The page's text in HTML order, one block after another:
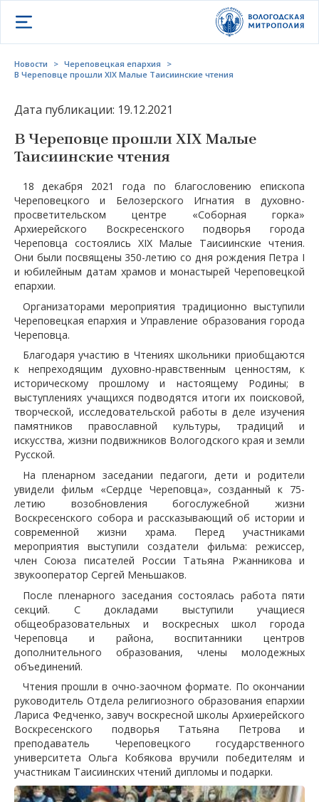
Открыть меню
Новости > Череповецкая епархия
>
В Череповце прошли XIX Малые Таисиинские чтения
Дата публикации: 19.12.2021
В Череповце прошли XIX Малые
Таисиинские чтения
18 декабря 2021 года по благословению епископа
Череповецкого и Белозерского Игнатия в духовно-
просветительском центре «Соборная горка»
Архиерейского Воскресенского подворья города
Череповца состоялись XIX Малые Таисиинские чтения.
Они были посвящены 350-летию со дня рождения Петра I
и юбилейным датам храмов и монастырей Череповецкой
епархии.
Организаторами мероприятия традиционно выступили
Череповецкая епархия и Управление образования города
Череповца.
Благодаря участию в Чтениях школьники приобщаются
к непреходящим духовно-нравственным ценностям, к
историческому прошлому и настоящему Родины; в
выступлениях учащихся подводятся итоги их поисковой,
творческой, исследовательской работы в деле изучения
памятников православной культуры, традиций и
искусства, жизни подвижников Вологодского края и земли
Русской.
На пленарном заседании педагоги, дети и родители
увидели фильм «Сердце Череповца», созданный к 75-
летию возобновления богослужебной жизни
Воскресенского собора и рассказывающий об истории и
современной жизни храма. Перед участниками
мероприятия выступили создатели фильма: режиссер,
член Союза писателей России Татьяна Ржанникова и
звукооператор Сергей Меньшаков.
После пленарного заседания состоялась работа пяти
секций. С докладами выступили учащиеся
общеобразовательных и воскресных школ города
Череповца и района, воспитанники центров
дополнительного образования, члены молодежных
объединений.
Чтения прошли в очно-заочном формате. По окончании
руководитель Отдела религиозного образования епархии
Лариса Федченко, завуч воскресной школы Архиерейского
Воскресенского подворья Татьяна Петрова и
преподаватель Череповецкого государственного
университета Ольга Кобякова вручили победителям и
участникам Таисиинских чтений дипломы и подарки.